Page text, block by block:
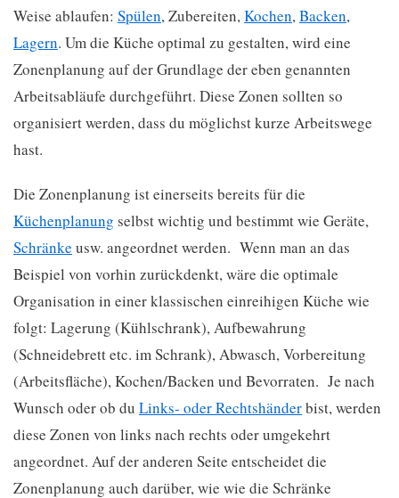
Weise ablaufen: Spülen, Zubereiten,Kochen,Backen,
Lagern. Um die Küche optimal zu gestalten, wird eine
Zonenplanung auf der Grundlage der eben genannten
Arbeitsabläufe durchgeführt. Diese Zonen sollten so
organisiert werden, dass du möglichst kurze Arbeitswege
hast.
Die Zonenplanung ist einerseits bereits für die
Küchenplanung selbst wichtig und bestimmt wie Geräte,
Schränke usw. angeordnet werden. Wenn man an das
Beispiel von vorhin zurückdenkt, wäre die optimale
Organisation in einer klassischen einreihigen Küche wie
folgt: Lagerung (Kühlschrank), Aufbewahrung
(Schneidebrett etc. im Schrank), Abwasch, Vorbereitung
(Arbeitsfläche), Kochen/Backen und Bevorraten. Je nach
Wunsch oder ob du Links- oder Rechtshänderbist, werden
diese Zonen von links nach rechts oder umgekehrt
angeordnet. Auf der anderen Seite entscheidet die
Zonenplanung auch darüber, wie wie die Schränke